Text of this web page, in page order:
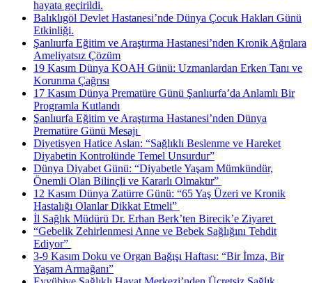
hayata geçirildi.
Balıklıgöl Devlet Hastanesi’nde Dünya Çocuk Hakları Günü
Etkinliği.
Şanlıurfa Eğitim ve Araştırma Hastanesi’nden Kronik Ağrılara
Ameliyatsız Çözüm
19 Kasım Dünya KOAH Günü: Uzmanlardan Erken Tanı ve
Korunma Çağrısı
17 Kasım Dünya Prematüre Günü Şanlıurfa’da Anlamlı Bir
Programla Kutlandı
Şanlıurfa Eğitim ve Araştırma Hastanesi’nden Dünya
Prematüre Günü Mesajı ​
Diyetisyen Hatice Aslan: “Sağlıklı Beslenme ve Hareket
Diyabetin Kontrolünde Temel Unsurdur”
Dünya Diyabet Günü: “Diyabetle Yaşam Mümkündür,
Önemli Olan Bilinçli ve Kararlı Olmaktır” ​
12 Kasım Dünya Zatürre Günü: “65 Yaş Üzeri ve Kronik
Hastalığı Olanlar Dikkat Etmeli” ​
İl Sağlık Müdürü Dr. Erhan Berk’ten Birecik’e Ziyaret ​
“Gebelik Zehirlenmesi Anne ve Bebek Sağlığını Tehdit
Ediyor” ​
3-9 Kasım Doku ve Organ Bağışı Haftası: “Bir İmza, Bir
Yaşam Armağanı”